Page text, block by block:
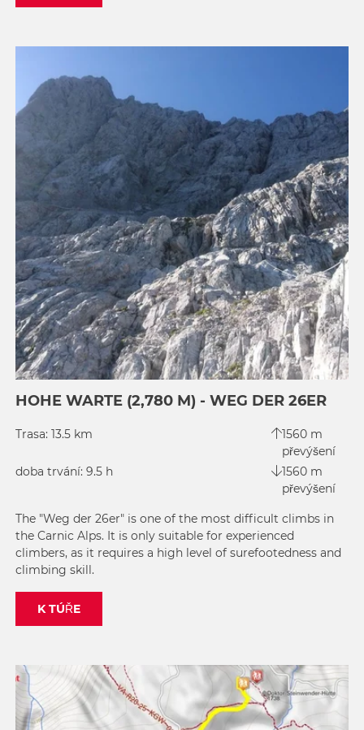
HOHE WARTE (2,780 M) - WEG DER 26ER
Trasa: 13.5 km
1560 m
převýšení
doba trvání: 9.5 h
1560 m
převýšení
The "Weg der 26er" is one of the most difficult climbs in
the Carnic Alps. It is only suitable for experienced
climbers, as it requires a high level of surefootedness and
climbing skill.
K TÚŘE